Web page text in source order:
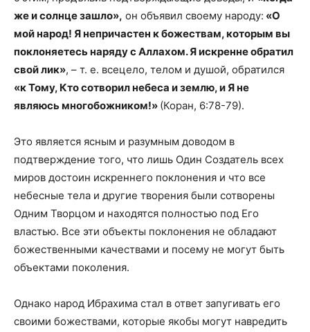
же и солнце зашло», он объявил своему народу: «О
мой народ! Я непричастен к божествам, которым вы
поклоняетесь наряду с Аллахом. Я искренне обратил
свой лик», – т. е. всецело, телом и душой, обратился
«к Тому, Кто сотворил небеса и землю, и Я не
являюсь многобожником!» (Коран, 6:78-79).
Это является ясным и разумным доводом в
подтверждение того, что лишь Один Создатель всех
миров достоин искреннего поклонения и что все
небесные тела и другие творения были сотворены
Одним Творцом и находятся полностью под Его
властью. Все эти объекты поклонения не обладают
божественными качествами и посему не могут быть
объектами поколения.
Однако народ Ибрахима стал в ответ запугивать его
своими божествами, которые якобы могут навредить